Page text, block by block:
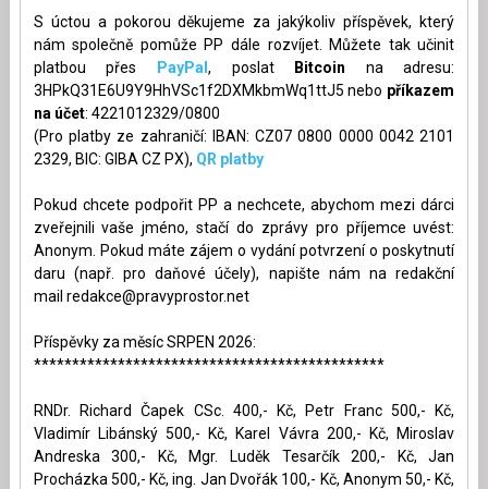
S úctou a pokorou děkujeme za jakýkoliv příspěvek, který
nám společně pomůže PP dále rozvíjet. Můžete tak učinit
platbou přes
PayPal , poslat Bitcoin na adresu:
3HPkQ31E6U9Y9HhVSc1f2DXMkbmWq1ttJ5 nebo příkazem
na účet: 4221012329/0800
(Pro platby ze zahraničí: IBAN: CZ07 0800 0000 0042 2101
2329, BIC: GIBA CZ PX), QR platby
Pokud chcete podpořit PP a nechcete, abychom mezi dárci
zveřejnili vaše jméno, stačí do zprávy pro příjemce uvést:
Anonym. Pokud máte zájem o vydání potvrzení o poskytnutí
daru (např. pro daňové účely), napište nám na redakční
mail redakce@pravyprostor.net
Příspěvky za měsíc SRPEN 2026:
**********************************************
RNDr. Richard Čapek CSc. 400,- Kč, Petr Franc 500,- Kč,
Vladimír Libánský 500,- Kč, Karel Vávra 200,- Kč, Miroslav
Andreska 300,- Kč, Mgr. Luděk Tesarčík 200,- Kč, Jan
Procházka 500,- Kč, ing. Jan Dvořák 100,- Kč, Anonym 50,- Kč,